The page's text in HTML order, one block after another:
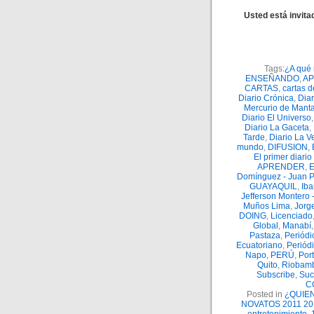
Usted está
Tags:¿A qué
ENSEÑANDO,
CARTAS, cartas
Diario Crónica,
Mercurio de
Diario El Universo
Diario La Gaceta,
Tarde, Diario La
mundo, DIFUSION ,
El primer
APRENDER,
Domínguez - Juan
GUAYAQUIL,
Jefferson Montero
Muños Lima,
DOING, Licenciado
Global , Manabí
Pastaza,
Ecuatoriano,
Napo, PERÚ,
Quito,
Subscribe,
Posted in
NOVATOS 2011